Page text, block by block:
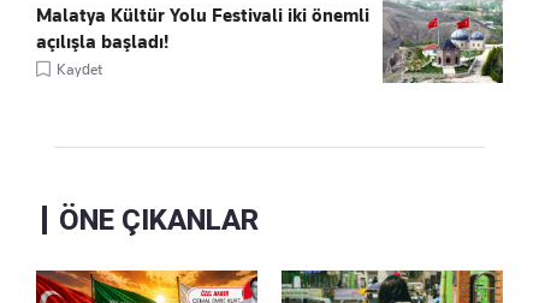
Malatya Kültür Yolu Festivali iki önemli
açılışla başladı!
Kaydet
ÖNE ÇIKANLAR